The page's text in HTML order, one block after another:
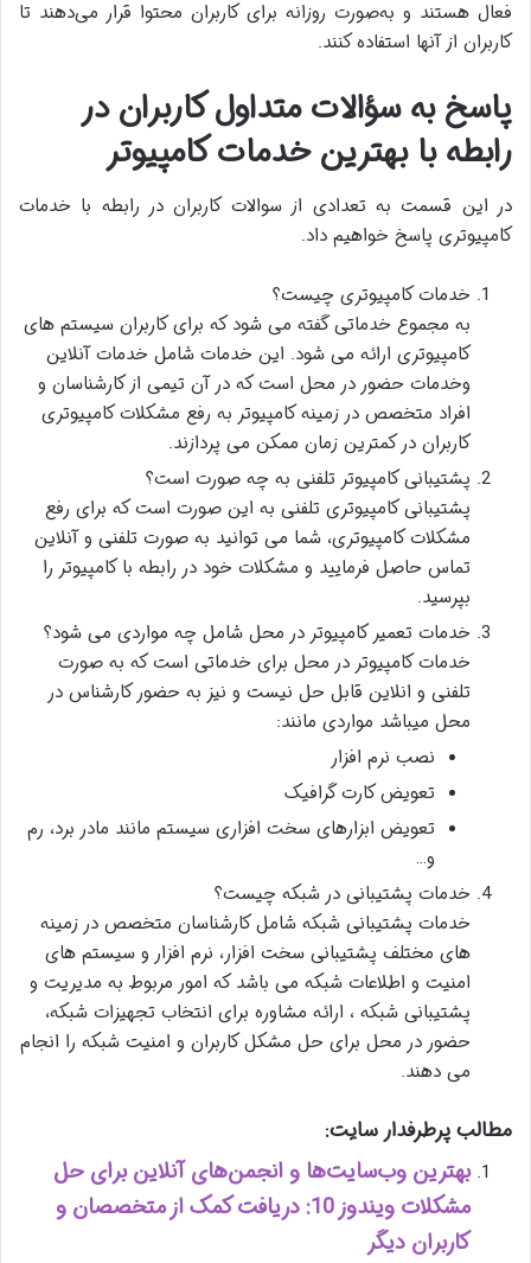
فعال هستند و به‌صورت روزانه برای کاربران محتوا قرار می‌دهند تا
کاربران از آنها استفاده کنند.
پاسخ به سؤالات متداول کاربران در
رابطه با بهترین خدمات کامپیوتر
در این قسمت به تعدادی از سوالات کاربران در رابطه با خدمات
کامپیوتری پاسخ خواهیم داد.
خدمات کامپیوتری چیست؟
به مجموع خدماتی گفته می شود که برای کاربران سیستم های
کامپیوتری ارائه می شود. این خدمات شامل خدمات آنلاین
وخدمات حضور در محل است که در آن تیمی از کارشناسان و
افراد متخصص در زمینه کامپیوتر به رفع مشکلات کامپیوتری
کاربران در کمترین زمان ممکن می پردازند.
پشتیبانی کامپیوتر تلفنی به چه صورت است؟
پشتیبانی کامپیوتری تلفنی به این صورت است که برای رفع
مشکلات کامپیوتری، شما می توانید به صورت تلفنی و آنلاین
تماس حاصل فرمایید و مشکلات خود در رابطه با کامپیوتر را
بپرسید.
خدمات تعمیر کامپیوتر در محل شامل چه مواردی می شود؟
خدمات کامپیوتر در محل برای خدماتی است که به صورت
تلفنی و انلاین قابل حل نیست و نیز به حضور کارشناس در
محل میباشد مواردی مانند:
نصب نرم افزار
تعویض کارت گرافیک
تعویض ابزارهای سخت افزاری سیستم مانند مادر برد، رم
و…
خدمات پشتیبانی در شبکه چیست؟
خدمات پشتیبانی شبکه شامل کارشناسان متخصص در زمینه
های مختلف پشتیبانی سخت افزار، نرم افزار و سیستم های
امنیت و اطلاعات شبکه می باشد که امور مربوط به مدیریت و
پشتیبانی شبکه ، ارائه مشاوره برای انتخاب تجهیزات شبکه،
حضور در محل برای حل مشکل کاربران و امنیت شبکه را انجام
می دهند.
مطالب پرطرفدار سایت:
بهترین وب‌سایت‌ها و انجمن‌های آنلاین برای حل
مشکلات ویندوز 10: دریافت کمک از متخصصان و
کاربران دیگر